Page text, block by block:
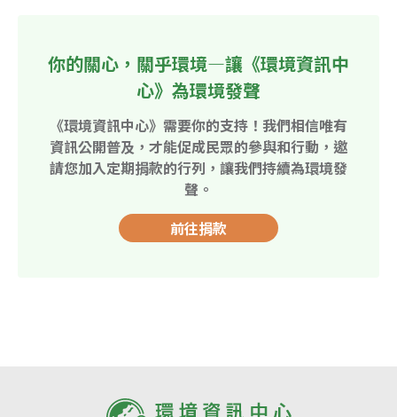
你的關心，關乎環境—讓《環境資訊中
心》為環境發聲
《環境資訊中心》需要你的支持！我們相信唯有
資訊公開普及，才能促成民眾的參與和行動，邀
請您加入定期捐款的行列，讓我們持續為環境發
聲。
前往捐款